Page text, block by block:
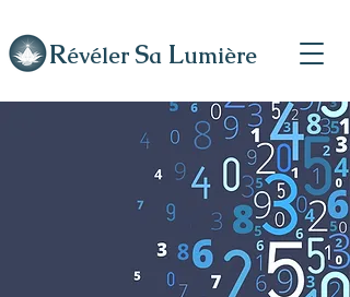
Révéler Sa Lumière